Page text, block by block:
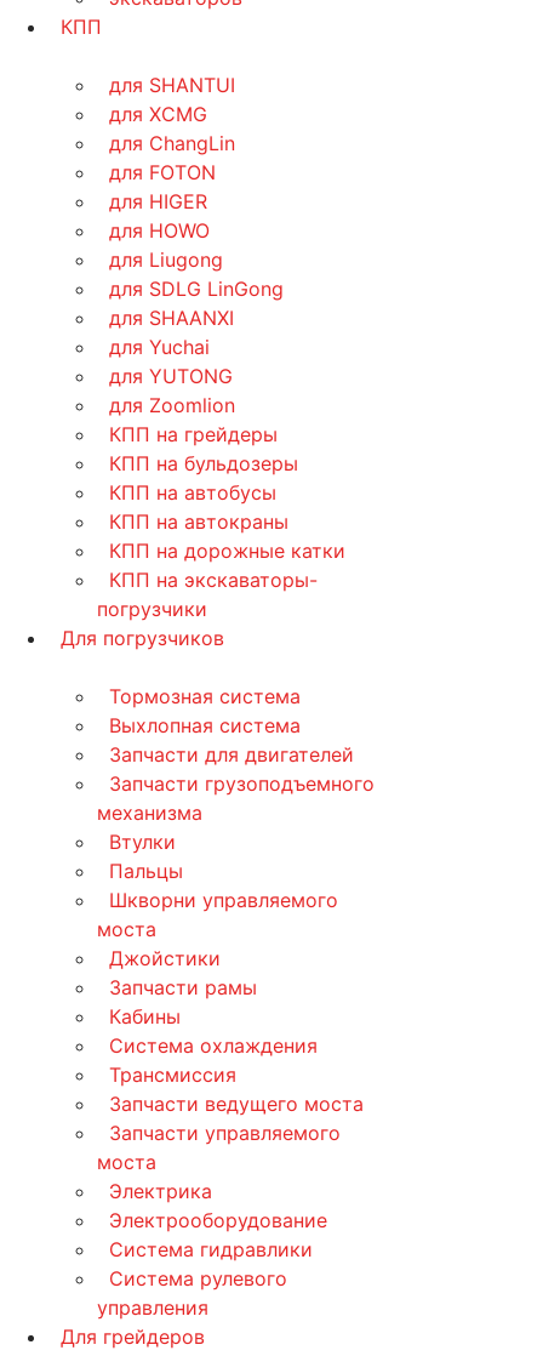
КПП
для SHANTUI
для XCMG
для ChangLin
для FOTON
для HIGER
для HOWO
для Liugong
для SDLG LinGong
для SHAANXI
для Yuchai
для YUTONG
для Zoomlion
КПП на грейдеры
КПП на бульдозеры
КПП на автобусы
КПП на автокраны
КПП на дорожные катки
КПП на экскаваторы-
погрузчики
Для погрузчиков
Тормозная система
Выхлопная система
Запчасти для двигателей
Запчасти грузоподъемного
механизма
Втулки
Пальцы
Шкворни управляемого
моста
Джойстики
Запчасти рамы
Кабины
Система охлаждения
Трансмиссия
Запчасти ведущего моста
Запчасти управляемого
моста
Электрика
Электрооборудование
Система гидравлики
Система рулевого
управления
Для грейдеров